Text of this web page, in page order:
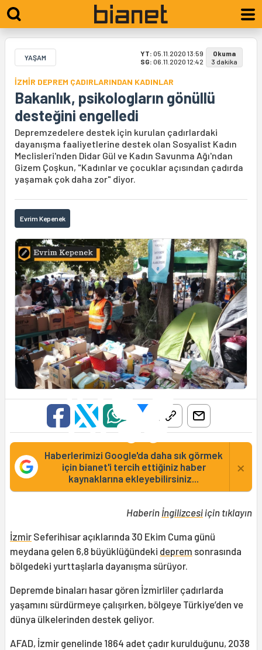
YAŞAM YT: 05.11.2020 13:59
SG: 06.11.2020 12:42
Okuma
3 dakika
İZMİR DEPREM ÇADIRLARINDAN KADINLAR
Bakanlık, psikologların gönüllü
desteğini engelledi
Depremzedelere destek için kurulan çadırlardaki
dayanışma faaliyetlerine destek olan Sosyalist Kadın
Meclisleri'nden Didar Gül ve Kadın Savunma Ağı'ndan
Gizem Çoşkun, "Kadınlar ve çocuklar açısından çadırda
yaşamak çok daha zor" diyor.
Evrim Kepenek
Haberlerimizi Google'da daha sık görmek
için bianet'i tercih ettiğiniz haber
kaynaklarına ekleyebilirsiniz...
×
Haberin İngilizcesiiçin tıklayın
İzmir Seferihisar açıklarında 30 Ekim Cuma günü
meydana gelen 6,8 büyüklüğündeki deprem sonrasında
bölgedeki yurttaşlarla dayanışma sürüyor.
Depremde binaları hasar gören İzmirliler çadırlarda
yaşamını sürdürmeye çalışırken, bölgeye Türkiye’den ve
dünya ülkelerinden destek geliyor.
AFAD, İzmir genelinde 1864 adet çadır kurulduğunu, 2038